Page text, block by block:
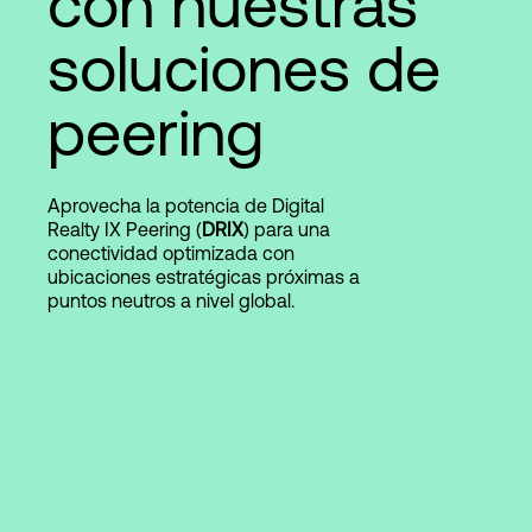
Login
soluciones de
peering
Aprovecha la potencia de Digital
Realty IX Peering (DRIX) para una
conectividad optimizada con
ubicaciones estratégicas próximas a
puntos neutros a nivel global.